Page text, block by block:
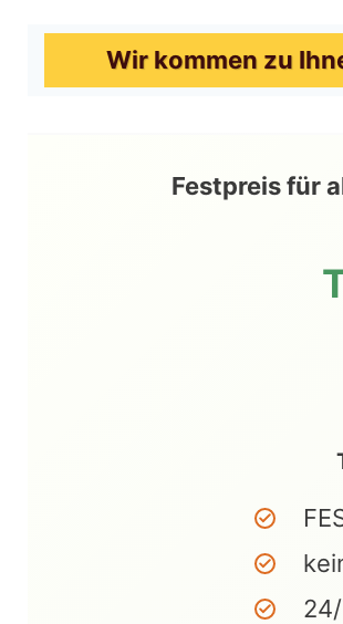
Wir kommen zu
Festpreis für